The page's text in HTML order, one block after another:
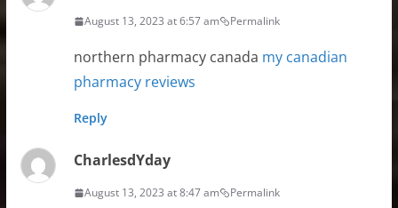
August 13, 2023 at 6:57 am Permalink
northern pharmacy canada my canadian
pharmacy reviews
Reply
CharlesdYday
August 13, 2023 at 8:47 am Permalink